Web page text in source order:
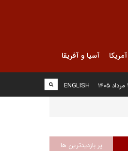
آمریکا آسیا و آفریقا
ENGLISH
پر بازدیدترین ها